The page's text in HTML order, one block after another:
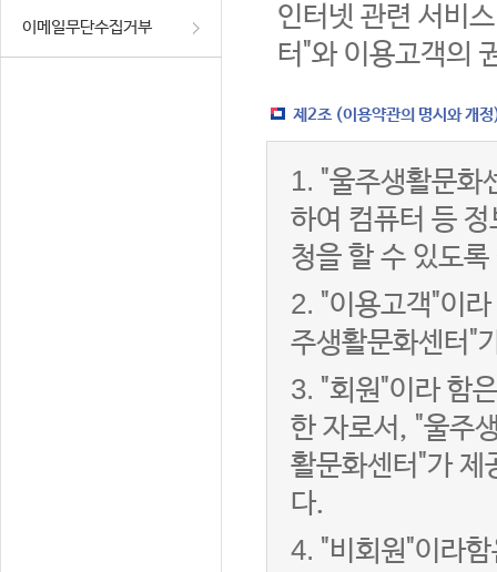
이메일무단수집거부
인터넷 관련 서비
터"와 이용고객의
제2조 (이용약관의 명시와 개
1. "울주생활문화
하여 컴퓨터 등
청을 할 수 있도
2. "이용고객"이
주생활문화센터"
3. "회원"이라 함
한 자로서, "울주
활문화센터"가 제
다.
4. "비회원"이라